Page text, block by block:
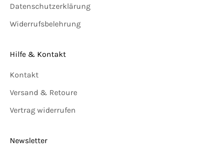
Datenschutzerklärung
Widerrufsbelehrung
Hilfe & Kontakt
Kontakt
Versand & Retoure
Vertrag widerrufen
Newsletter